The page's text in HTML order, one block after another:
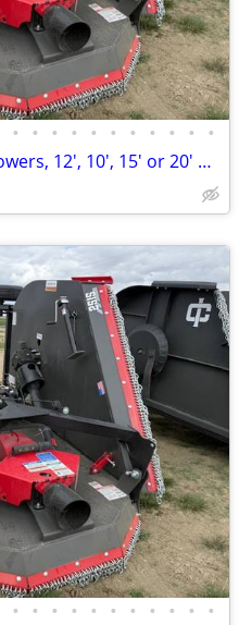
• • • • • • • • • • •
Ironcraft Batwing Mower, Mowers, 12', 10', 15' or 20' Made in USA
• • • • • • • • • • •